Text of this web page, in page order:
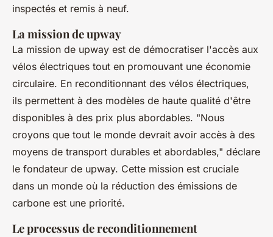
inspectés et remis à neuf.
La mission de upway
La mission de upway est de démocratiser l'accès aux
vélos électriques tout en promouvant une économie
circulaire. En reconditionnant des vélos électriques,
ils permettent à des modèles de haute qualité d'être
disponibles à des prix plus abordables. "Nous
croyons que tout le monde devrait avoir accès à des
moyens de transport durables et abordables," déclare
le fondateur de upway. Cette mission est cruciale
dans un monde où la réduction des émissions de
carbone est une priorité.
Le processus de reconditionnement